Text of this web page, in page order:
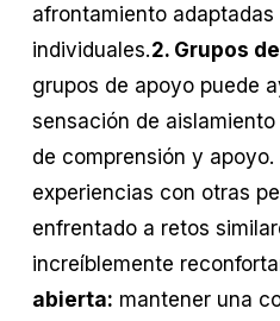
afrontamiento
individuales.2. Grupos
grupos de apoyo puede
sensación de
de comprensión y
experiencias con otras
enfrentado a retos
increíblemente
abierta: mantener una